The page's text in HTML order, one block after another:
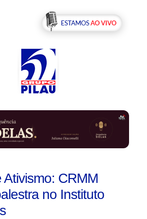
Ativismo: CRMM
no Instituto